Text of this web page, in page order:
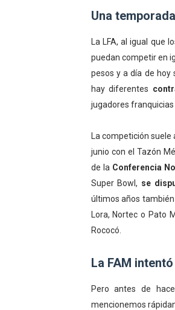
Una
La LFA, al igual que
puedan competir en
pesos y a día de hoy
hay diferentes
jugadores
La competición
junio con el Tazón
de la Conferencia
Super Bowl, se
últimos años
Lora, Nortec o Pato
Rococó.
La FAM
Pero antes de
mencionemos